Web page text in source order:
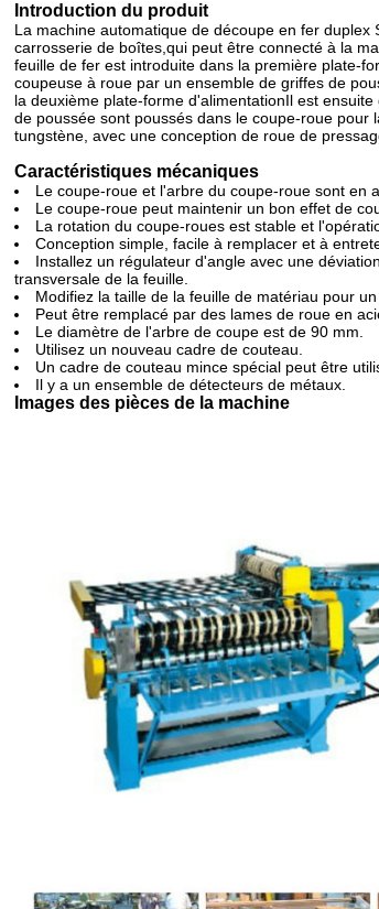
Introduction du produit
La machine automatique de découpe en fer
carrosserie de boîtes,qui peut être connecté à la
feuille de fer est introduite dans la première plate-
coupeuse à roue par un ensemble de griffes de
la deuxième plate-forme d'alimentationIl est
de poussée sont poussés dans le coupe-roue
tungstène, avec une conception de roue de
Caractéristiques mécaniques
Le coupe-roue et l'arbre du coupe-roue sont en
Le coupe-roue peut maintenir un bon effet de
La rotation du coupe-roues est stable et
Conception simple, facile à remplacer et à
Installez un régulateur d'angle avec une
transversale de la feuille.
Modifiez la taille de la feuille de matériau pour
Peut être remplacé par des lames de roue en
Le diamètre de l'arbre de coupe est de 90 mm.
Utilisez un nouveau cadre de couteau.
Un cadre de couteau mince spécial peut être
Il y a un ensemble de détecteurs de métaux.
Images des pièces de la machine